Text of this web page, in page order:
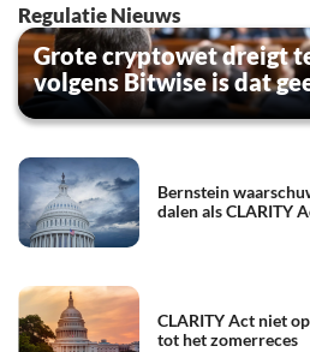
Regulatie Nieuws
Grote cryptowet dreigt
volgens Bitwise is dat
Bernstein
dalen als CLARITY
CLARITY Act niet
tot het zomerreces